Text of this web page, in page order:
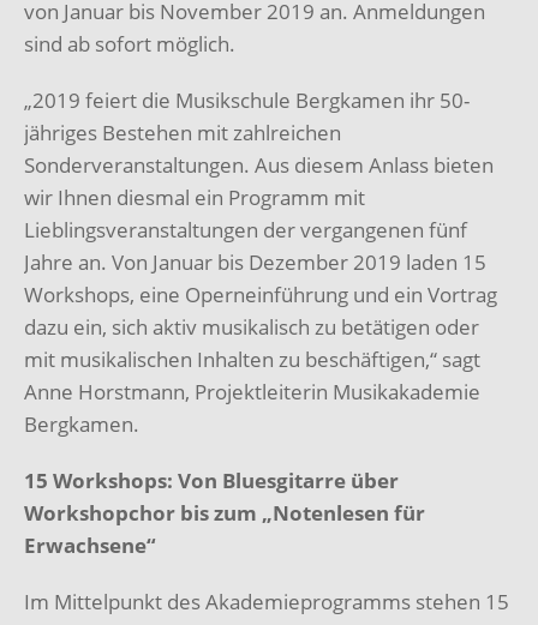
von Januar bis November 2019 an. Anmeldungen
sind ab sofort möglich.
„2019 feiert die Musikschule Bergkamen ihr 50-
jähriges Bestehen mit zahlreichen
Sonderveranstaltungen. Aus diesem Anlass bieten
wir Ihnen diesmal ein Programm mit
Lieblingsveranstaltungen der vergangenen fünf
Jahre an. Von Januar bis Dezember 2019 laden 15
Workshops, eine Operneinführung und ein Vortrag
dazu ein, sich aktiv musikalisch zu betätigen oder
mit musikalischen Inhalten zu beschäftigen,“ sagt
Anne Horstmann, Projektleiterin Musikakademie
Bergkamen.
15 Workshops: Von Bluesgitarre über
Workshopchor bis zum „Notenlesen für
Erwachsene“
Im Mittelpunkt des Akademieprogramms stehen 15